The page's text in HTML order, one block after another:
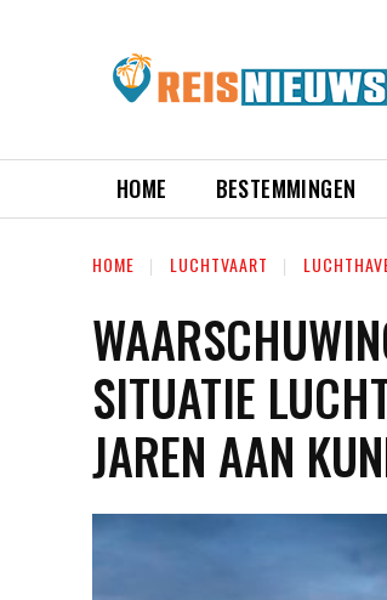
HOME BESTEMMINGEN
HOME LUCHTVAART
SITUATIE
JAREN AAN